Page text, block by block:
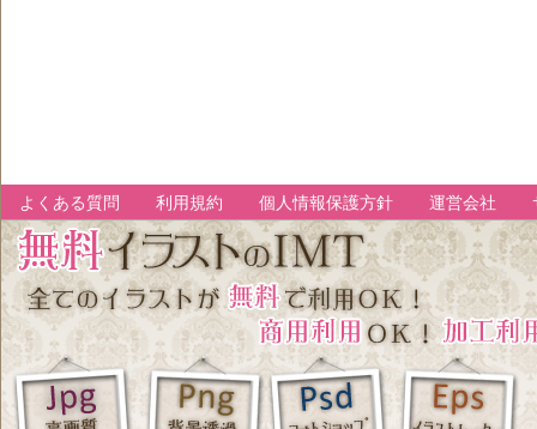
よくある質問 利用規約 個人情報保護方針 運営会社